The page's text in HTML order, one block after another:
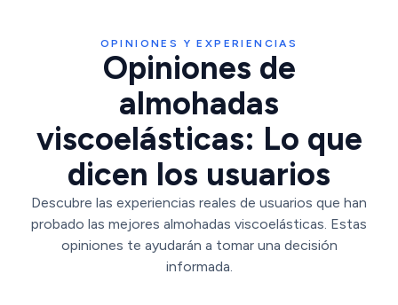
OPINIONES Y EXPERIENCIAS
Opiniones de
almohadas
viscoelásticas: Lo que
dicen los usuarios
Descubre las experiencias reales de usuarios que han
probado las mejores almohadas viscoelásticas. Estas
opiniones te ayudarán a tomar una decisión
informada.